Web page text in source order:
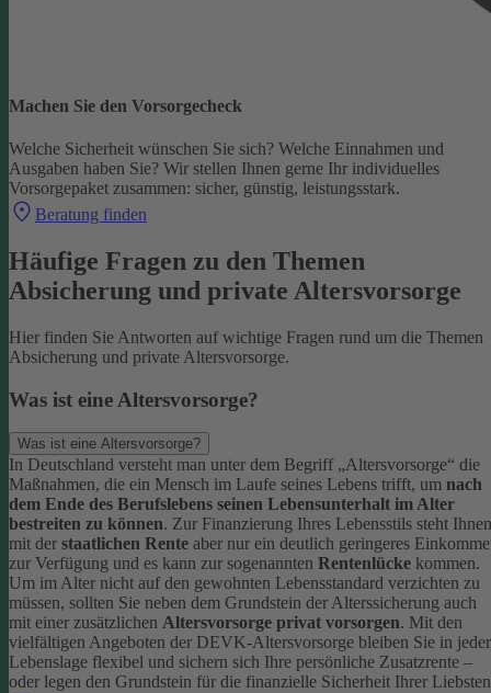
Machen Sie den Vorsorgecheck
Welche Sicherheit wünschen Sie sich? Welche Einnahmen und
Ausgaben haben Sie? Wir stellen Ihnen gerne Ihr individuelles
Vorsorgepaket zusammen: sicher, günstig, leistungsstark.
Beratung finden
Häufige Fragen zu den Themen
Absicherung und private Altersvorsorge
Hier finden Sie Antworten auf wichtige Fragen rund um die Themen
Absicherung und private Altersvorsorge.
Was ist eine Altersvorsorge?
Was ist eine Altersvorsorge?
In Deutschland versteht man unter dem Begriff „Altersvorsorge“ die
Maßnahmen, die ein Mensch im Laufe seines Lebens trifft, um nach
dem Ende des Berufslebens seinen Lebensunterhalt im Alter
bestreiten zu können. Zur Finanzierung Ihres Lebensstils steht Ihnen
mit der staatlichen Rente aber nur ein deutlich geringeres
zur Verfügung und es kann zur sogenannten Rentenlücke kommen.
Um im Alter nicht auf den gewohnten Lebensstandard verzichten zu
müssen, sollten Sie neben dem Grundstein der Alterssicherung auch
mit einer zusätzlichen Altersvorsorge privat vorsorgen. Mit den
vielfältigen Angeboten der DEVK-Altersvorsorge bleiben Sie in jeder
Lebenslage flexibel und sichern sich Ihre persönliche Zusatzrente –
oder legen den Grundstein für die finanzielle Sicherheit Ihrer